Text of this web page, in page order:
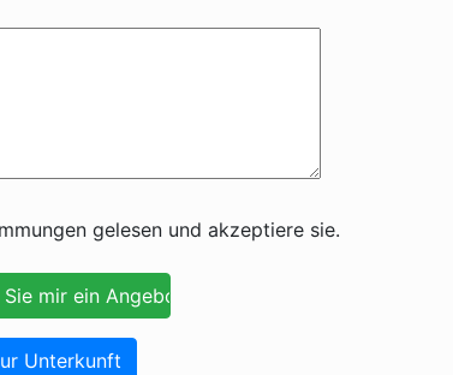
gelesen und akzeptiere sie.
Unterkunft